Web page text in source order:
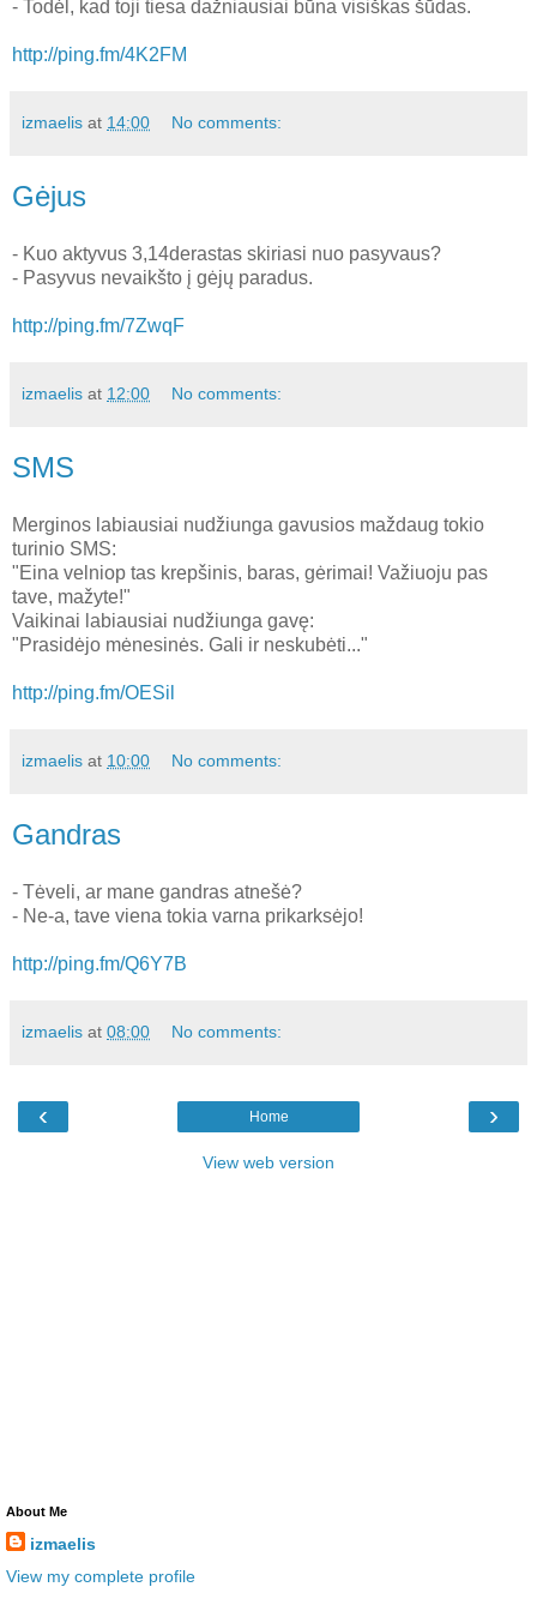
- Todėl, kad toji tiesa dažniausiai būna visiškas šūdas.
http://ping.fm/4K2FM
izmaelis at 14:00 No comments:
Gėjus
- Kuo aktyvus 3,14derastas skiriasi nuo pasyvaus?
- Pasyvus nevaikšto į gėjų paradus.
http://ping.fm/7ZwqF
izmaelis at 12:00 No comments:
SMS
Merginos labiausiai nudžiunga gavusios maždaug tokio
turinio SMS:
"Eina velniop tas krepšinis, baras, gėrimai! Važiuoju pas
tave, mažyte!"
Vaikinai labiausiai nudžiunga gavę:
"Prasidėjo mėnesinės. Gali ir neskubėti..."
http://ping.fm/OESil
izmaelis at 10:00 No comments:
Gandras
- Tėveli, ar mane gandras atnešė?
- Ne-a, tave viena tokia varna prikarksėjo!
http://ping.fm/Q6Y7B
izmaelis at 08:00 No comments:
‹ ›
Home
View web version
About Me
izmaelis
View my complete profile